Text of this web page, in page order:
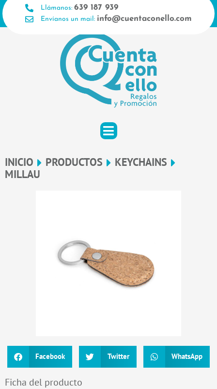
Ir
al
contenido
Llámanos: 639 187 939
Envíanos un mail: info@cuentaconello.com
INICIO PRODUCTOS
KEYCHAINS
MILLAU
Facebook Twitter WhatsApp
Ficha del producto